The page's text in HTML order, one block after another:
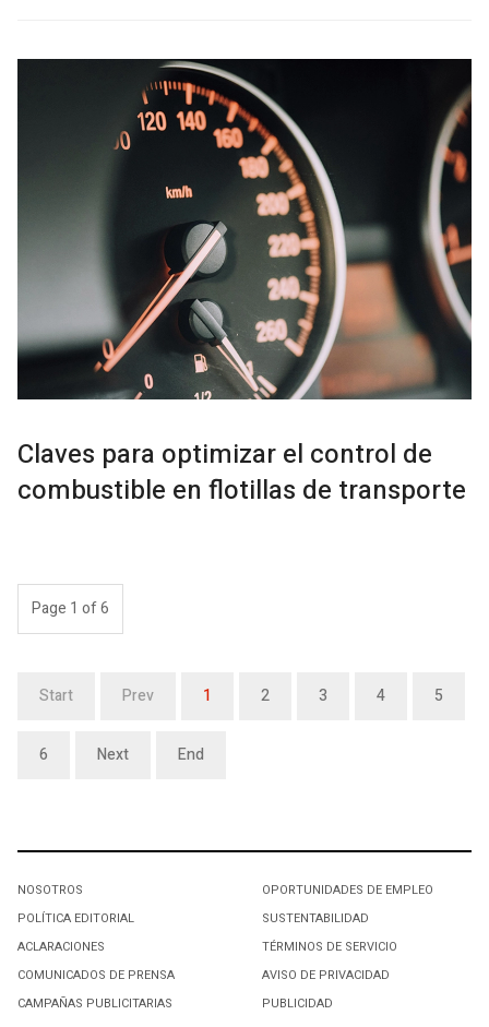
Claves para optimizar el control de
combustible en flotillas de transporte
Page 1 of 6
Start Prev 1 2 3 4 5
6 Next End
NOSOTROS
POLÍTICA EDITORIAL
ACLARACIONES
COMUNICADOS DE PRENSA
CAMPAÑAS PUBLICITARIAS
OPORTUNIDADES DE EMPLEO
SUSTENTABILIDAD
TÉRMINOS DE SERVICIO
AVISO DE PRIVACIDAD
PUBLICIDAD